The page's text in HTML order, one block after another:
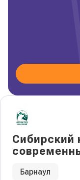
Сибирский
Барнаул